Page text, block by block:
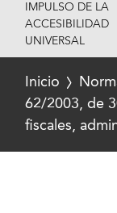
IMPULSO DE LA
ACCESIBILIDAD
UNIVERSAL
Inicio
62/2003, de
fiscales,